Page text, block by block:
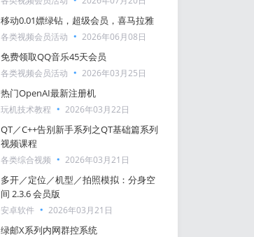
移动0.01嫖绿钻，超级会员，喜马拉雅
各类视频会员活动 2026年06月08日
免费领取QQ音乐45天会员
各类视频会员活动 2026年03月25日
热门OpenAI最新注册机
玩机技术教程 2026年03月22日
QT／C++告别新手系列之QT基础篇系列
视频课程
各类综合视频 2026年03月21日
多开／定位／机型／拍照模拟：分身空
间 2.3.6 会员版
安卓软件 2026年03月21日
绿邮X系列内网群控系统